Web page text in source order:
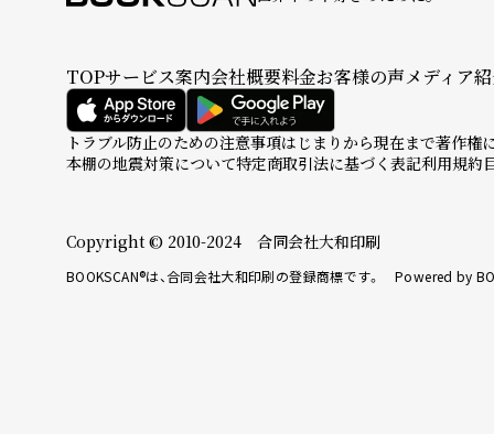
TOPサービス案内会社概要料金お客様の声メディア
トラブル防止のための注意事項はじまりから現在まで著作権
本棚の地震対策について特定商取引法に基づく表記利用規約
Copyright © 2010-2024 合同会社大和印刷
BOOKSCAN®は、合同会社大和印刷の登録商標です。 Powered by